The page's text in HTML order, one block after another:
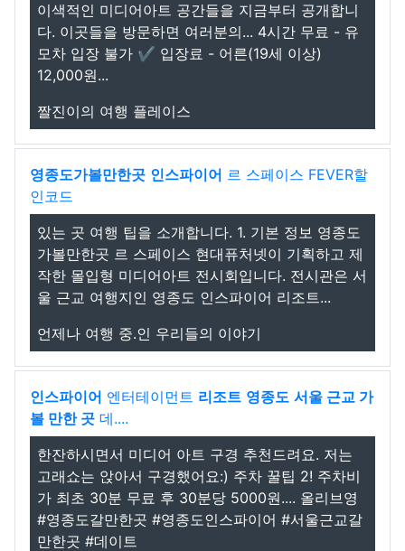
이색적인 미디어아트 공간들을 지금부터 공개합니
다. 이곳들을 방문하면 여러분의... 4시간 무료 - 유
모차 입장 불가 ✔ 입장료 - 어른(19세 이상)
12,000원...
짤진이의 여행 플레이스
영종도가볼만한곳 인스파이어 르 스페이스 FEVER할
인코드
있는 곳 여행 팁을 소개합니다. 1. 기본 정보 영종도
가볼만한곳 르 스페이스 현대퓨처넷이 기획하고 제
작한 몰입형 미디어아트 전시회입니다. 전시관은 서
울 근교 여행지인 영종도 인스파이어 리조트...
언제나 여행 중.인 우리들의 이야기
인스파이어 엔터테이먼트 리조트 영종도 서울 근교 가
볼 만한 곳 데....
한잔하시면서 미디어 아트 구경 추천드려요. 저는
고래쇼는 앉아서 구경했어요:) 주차 꿀팁 2! 주차비
가 최초 30분 무료 후 30분당 5000원.... 올리브영
#영종도갈만한곳 #영종도인스파이어 #서울근교갈
만한곳 #데이트